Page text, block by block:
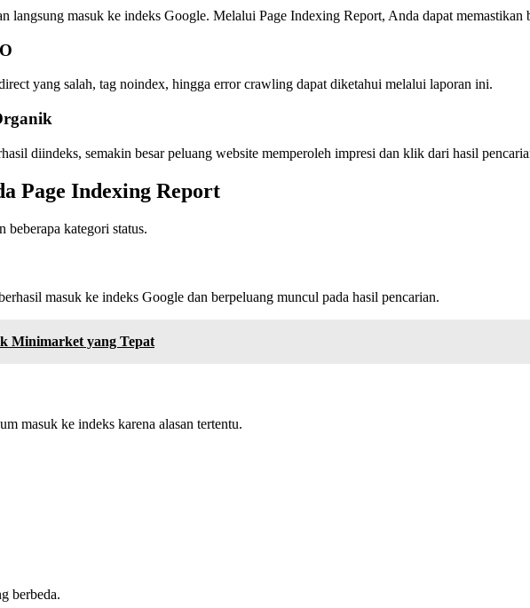
langsung masuk ke indeks Google. Melalui Page Indexing Report, Anda dapat memastikan
yang salah, tag noindex, hingga error crawling dapat diketahui melalui laporan ini.
diindeks, semakin besar peluang website memperoleh impresi dan klik dari hasil
Page Indexing Report
beberapa kategori status.
masuk ke indeks Google dan berpeluang muncul pada hasil pencarian.
Minimarket yang Tepat
masuk ke indeks karena alasan tertentu.
berbeda.